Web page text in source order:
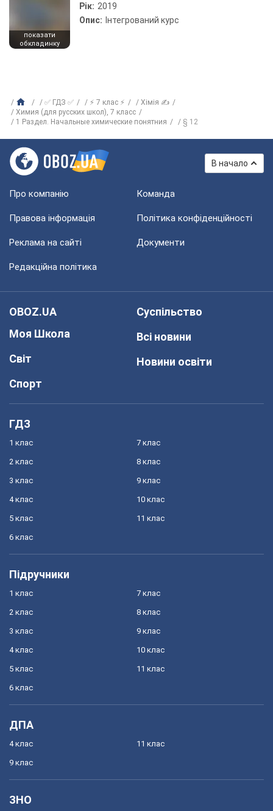
показати
обкладинку
Рік: 2019
Опис: Інтегрований курс
✅ ГДЗ ✅ ⚡ 7 клас ⚡
Хімія ✍
Химия (для русских школ), 7 класс
1 Раздел. Начальные химические понятния
§ 12
В начало
Про компанію Команда
Правова інформація Політика конфіденційності
Реклама на сайті Документи
Редакційна політика
OBOZ.UA
Моя Школа
Світ
Спорт
Суспільство
Всі новини
Новини освіти
ГДЗ
1 клас
2 клас
3 клас
4 клас
5 клас
6 клас
7 клас
8 клас
9 клас
10 клас
11 клас
Підручники
1 клас
2 клас
3 клас
4 клас
5 клас
6 клас
7 клас
8 клас
9 клас
10 клас
11 клас
ДПА
4 клас
9 клас
11 клас
ЗНО